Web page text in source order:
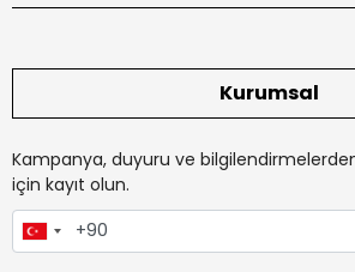
Kurumsal
Kampanya, duyuru ve
için kayıt olun.